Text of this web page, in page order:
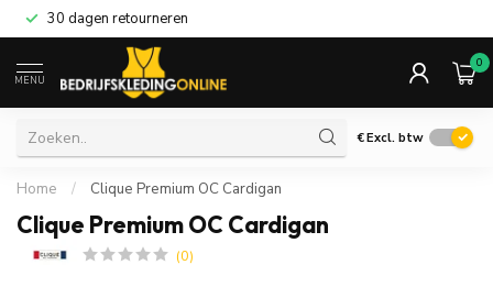
30 dagen retourneren
MENU
0
€Excl. btw
Home / Clique Premium OC Cardigan
Clique Premium OC Cardigan
(0)